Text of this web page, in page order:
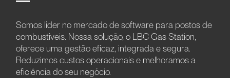
Somos líder no mercado de software para postos de
combustíveis. Nossa solução, o LBC Gas Station,
oferece uma gestão eficaz, integrada e segura.
Reduzimos custos operacionais e melhoramos a
eficiência do seu negócio.